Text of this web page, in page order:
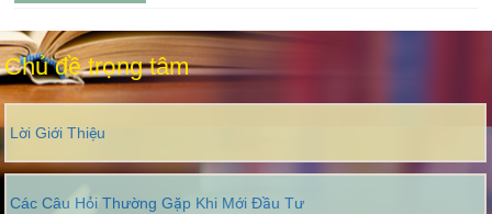
Chủ đề trọng tâm
Lời Giới Thiệu
Các Câu Hỏi Thường Gặp Khi Mới Đầu Tư